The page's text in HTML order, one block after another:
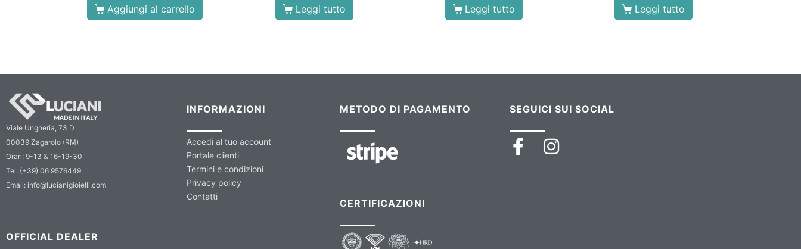
Aggiungi al carrello Leggi tutto Leggi tutto Leggi tutto
Viale Ungheria, 73 D
00039 Zagarolo (RM)
Orari: 9-13 & 16-19-30
Tel: (+39) 06 9576449
Email: info@lucianigioielli.com
OFFICIAL DEALER
INFORMAZIONI
Accedi al tuo account
Portale clienti
Termini e condizioni
Privacy policy
Contatti
METODO DI PAGAMENTO
CERTIFICAZIONI
SEGUICI SUI SOCIAL